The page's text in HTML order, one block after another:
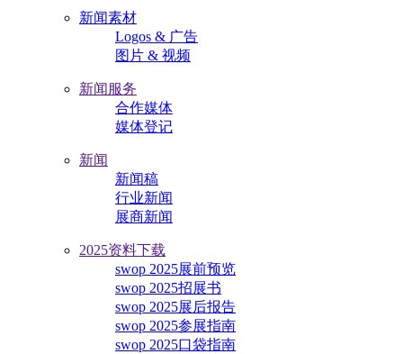
新闻素材
Logos & 广告
图片 & 视频
新闻服务
合作媒体
媒体登记
新闻
新闻稿
行业新闻
展商新闻
2025资料下载
swop 2025展前预览
swop 2025招展书
swop 2025展后报告
swop 2025参展指南
swop 2025口袋指南